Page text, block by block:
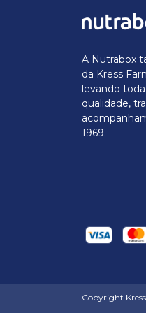
A Nutrabox
da Kress
levando
qualidade,
1969.
Copyright